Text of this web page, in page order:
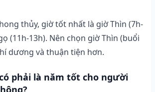
thủy, giờ tốt nhất là giờ Thìn (7h-
(11h-13h). Nên chọn giờ Thìn (buổi
dương và thuận tiện hơn.
phải là năm tốt cho người